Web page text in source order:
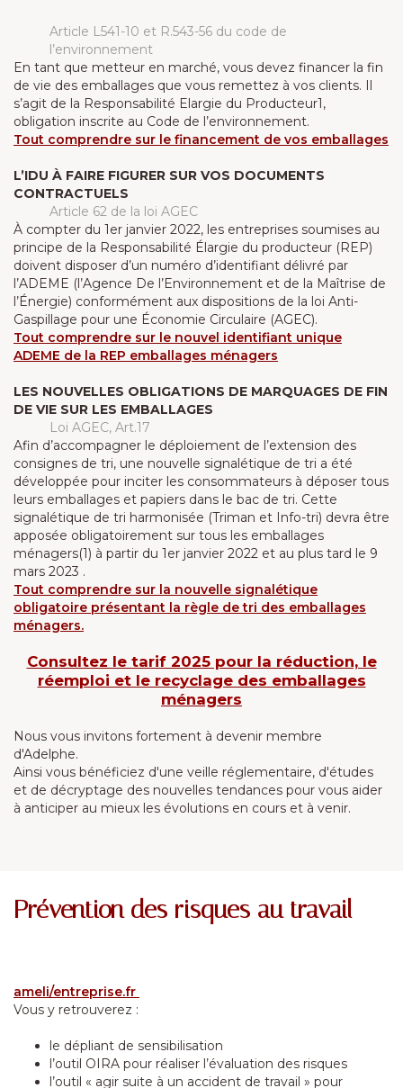
Article L541-10 et R.543-56 du code de
l’environnement
En tant que metteur en marché, vous devez financer la fin
de vie des emballages que vous remettez à vos clients. Il
s’agit de la Responsabilité Elargie du Producteur1,
obligation inscrite au Code de l’environnement.
Tout comprendre sur le financement de vos emballages
L’IDU À FAIRE FIGURER SUR VOS DOCUMENTS
CONTRACTUELS
Article 62 de la loi AGEC
À compter du 1er janvier 2022, les entreprises soumises au
principe de la Responsabilité Élargie du producteur (REP)
doivent disposer d’un numéro d’identifiant délivré par
l’ADEME (l’Agence De l’Environnement et de la Maîtrise de
l’Énergie) conformément aux dispositions de la loi Anti-
Gaspillage pour une Économie Circulaire (AGEC).
Tout comprendre sur le nouvel identifiant unique
ADEME de la REP emballages ménagers
LES NOUVELLES OBLIGATIONS DE MARQUAGES DE FIN
DE VIE SUR LES EMBALLAGES
Loi AGEC, Art.17
Afin d’accompagner le déploiement de l’extension des
consignes de tri, une nouvelle signalétique de tri a été
développée pour inciter les consommateurs à déposer tous
leurs emballages et papiers dans le bac de tri. Cette
signalétique de tri harmonisée (Triman et Info-tri) devra être
apposée obligatoirement sur tous les emballages
ménagers(1) à partir du 1er janvier 2022 et au plus tard le 9
mars 2023 .
Tout comprendre sur la nouvelle signalétique
obligatoire présentant la règle de tri des emballages
ménagers.
Consultez le tarif 2025 pour la réduction, le
réemploi et le recyclage des emballages
ménagers
Nous vous invitons fortement à devenir membre
d'Adelphe.
Ainsi vous bénéficiez d'une veille réglementaire, d'études
et de décryptage des nouvelles tendances pour vous aider
à anticiper au mieux les évolutions en cours et à venir.
Prévention des risques au travail
ameli/entreprise.fr
Vous y retrouverez :
le dépliant de sensibilisation
l’outil OIRA pour réaliser l’évaluation des risques
l’outil « agir suite à un accident de travail » pour